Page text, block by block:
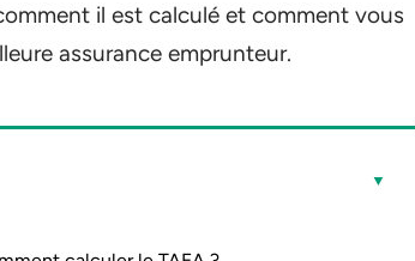
il est calculé et comment vous
assurance emprunteur.